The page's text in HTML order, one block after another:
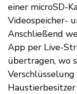
einer microSD-
Videospeicher-
Anschließend
App per Live-
übertragen, wo